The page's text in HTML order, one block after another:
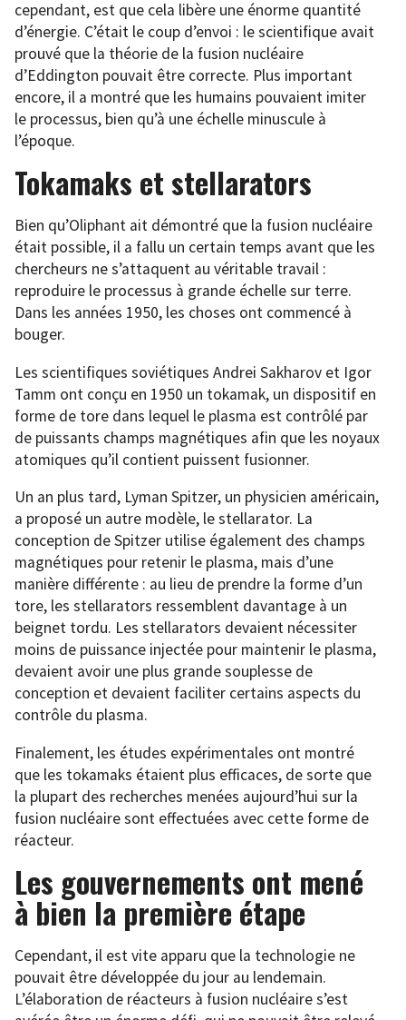
cependant, est que cela libère une énorme quantité
d’énergie. C’était le coup d’envoi : le scientifique avait
prouvé que la théorie de la fusion nucléaire
d’Eddington pouvait être correcte. Plus important
encore, il a montré que les humains pouvaient imiter
le processus, bien qu’à une échelle minuscule à
l’époque.
Tokamaks et stellarators
Bien qu’Oliphant ait démontré que la fusion nucléaire
était possible, il a fallu un certain temps avant que les
chercheurs ne s’attaquent au véritable travail :
reproduire le processus à grande échelle sur terre.
Dans les années 1950, les choses ont commencé à
bouger.
Les scientifiques soviétiques Andrei Sakharov et Igor
Tamm ont conçu en 1950 un tokamak, un dispositif en
forme de tore dans lequel le plasma est contrôlé par
de puissants champs magnétiques afin que les noyaux
atomiques qu’il contient puissent fusionner.
Un an plus tard, Lyman Spitzer, un physicien américain,
a proposé un autre modèle, le stellarator. La
conception de Spitzer utilise également des champs
magnétiques pour retenir le plasma, mais d’une
manière différente : au lieu de prendre la forme d’un
tore, les stellarators ressemblent davantage à un
beignet tordu. Les stellarators devaient nécessiter
moins de puissance injectée pour maintenir le plasma,
devaient avoir une plus grande souplesse de
conception et devaient faciliter certains aspects du
contrôle du plasma.
Finalement, les études expérimentales ont montré
que les tokamaks étaient plus efficaces, de sorte que
la plupart des recherches menées aujourd’hui sur la
fusion nucléaire sont effectuées avec cette forme de
réacteur.
Les gouvernements ont mené
à bien la première étape
Cependant, il est vite apparu que la technologie ne
pouvait être développée du jour au lendemain.
L’élaboration de réacteurs à fusion nucléaire s’est